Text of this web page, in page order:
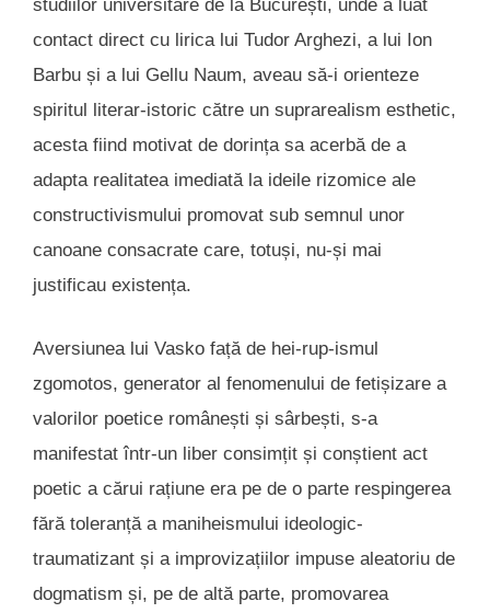
studiilor universitare de la București, unde a luat
contact direct cu lirica lui Tudor Arghezi, a lui Ion
Barbu și a lui Gellu Naum, aveau să-i orienteze
spiritul literar-istoric către un suprarealism esthetic,
acesta fiind motivat de dorința sa acerbă de a
adapta realitatea imediată la ideile rizomice ale
constructivismului promovat sub semnul unor
canoane consacrate care, totuși, nu-și mai
justificau existența.
Aversiunea lui Vasko față de hei-rup-ismul
zgomotos, generator al fenomenului de fetișizare a
valorilor poetice românești și sârbești, s-a
manifestat într-un liber consimțit și conștient act
poetic a cărui rațiune era pe de o parte respingerea
fără toleranță a maniheismului ideologic-
traumatizant și a improvizațiilor impuse aleatoriu de
dogmatism și, pe de altă parte, promovarea